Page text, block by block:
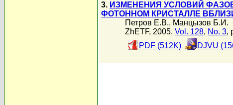
3. ИЗМЕНЕНИЯ УСЛОВИЙ
ФОТОННОМ КРИСТАЛЛЕ
Петров Е.В., Манцызов Б.И.
ZhETF, 2005, Vol. 128, No. 3,
PDF (512K)
DJVU